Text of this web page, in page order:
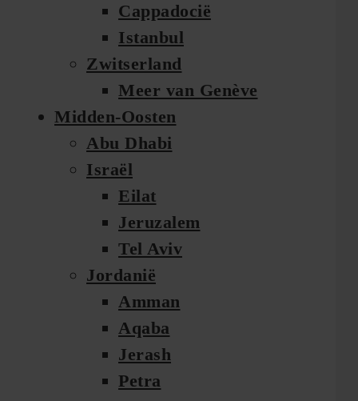
Cappadocië
Istanbul
Zwitserland
Meer van Genève
Midden-Oosten
Abu Dhabi
Israël
Eilat
Jeruzalem
Tel Aviv
Jordanië
Amman
Aqaba
Jerash
Petra